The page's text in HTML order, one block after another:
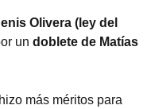
Olivera (ley del
undoblete de Matías
más méritos para